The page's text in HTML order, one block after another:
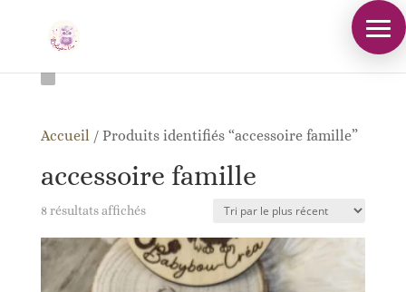
Accueil / Produits identifiés “accessoire famille”
accessoire famille
8 résultats affichésTrié
plus
récent